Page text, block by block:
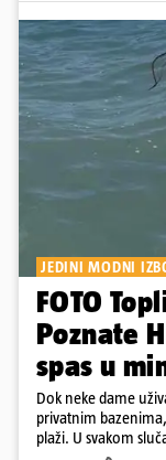
JEDINI MODNI
FOTO
Poznate
spas u
Dok neke dame
privatnim
plaži. U svakom